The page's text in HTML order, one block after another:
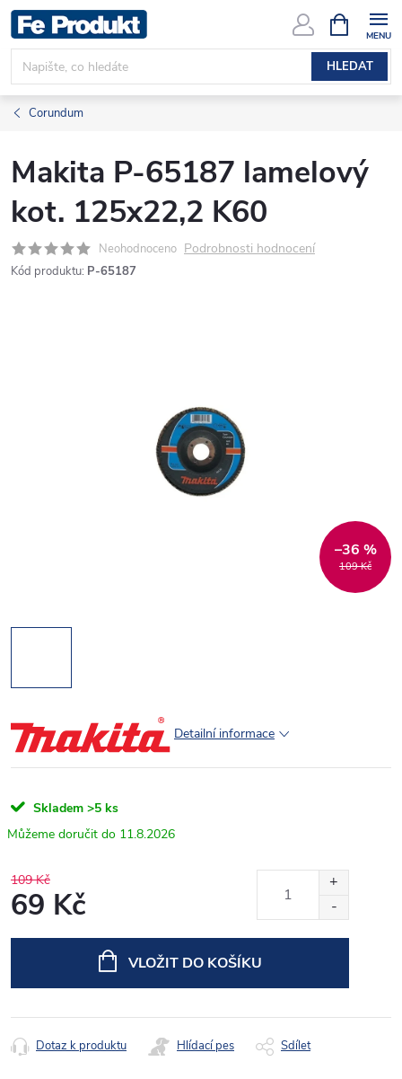
Přejít
na
obsah
HLEDAT
NÁKUPNÍ
KOŠÍK
Corundum
Makita P-65187 lamelový
kot. 125x22,2 K60
Neohodnoceno Podrobnosti hodnocení
Kód produktu: P-65187
109 Kč
–36 %
Detailní informace
Skladem >5 ks
11.8.2026
109 Kč
69 Kč
VLOŽIT DO KOŠÍKU
Dotaz k produktu Hlídací pes Sdílet